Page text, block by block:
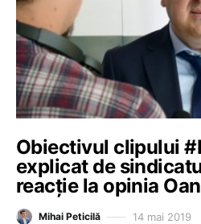
Obiectivul clipului
explicat de
reacție la opinia
Mihai Peticilă 14 mai 2019